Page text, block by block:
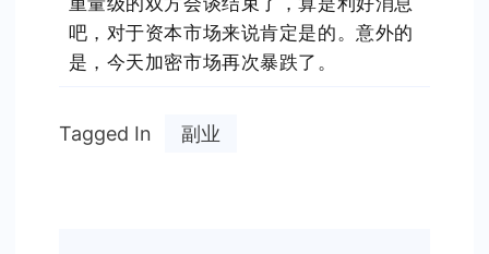
吧，对于资本市场来说肯定是的。意外的
是，今天加密市场再次暴跌了。
Tagged In 副业